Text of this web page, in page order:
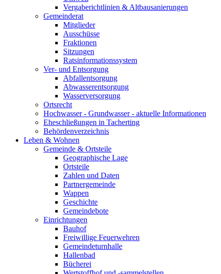
Vergaberichtlinien & Altbausanierungen
Gemeinderat
Mitglieder
Ausschüsse
Fraktionen
Sitzungen
Ratsinformationssystem
Ver- und Entsorgung
Abfallentsorgung
Abwasserentsorgung
Wasserversorgung
Ortsrecht
Hochwasser - Grundwasser - aktuelle Informationen
Eheschließungen in Tacherting
Behördenverzeichnis
Leben & Wohnen
Gemeinde & Ortsteile
Geographische Lage
Ortsteile
Zahlen und Daten
Partnergemeinde
Wappen
Geschichte
Gemeindebote
Einrichtungen
Bauhof
Freiwillige Feuerwehren
Gemeindeturnhalle
Hallenbad
Bücherei